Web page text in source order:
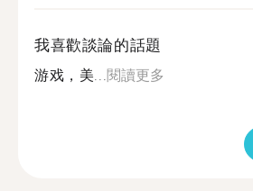
我喜歡談論的話題
游戏，美...閱讀更多